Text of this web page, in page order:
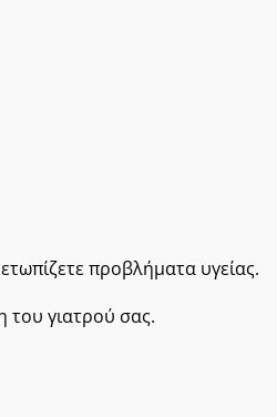
προβλήματα υγείας.
του γιατρού σας.